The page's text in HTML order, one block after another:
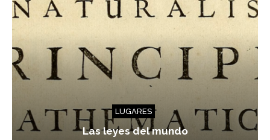
LUGARES
Las leyes del mundo